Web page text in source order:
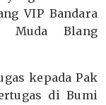
VIP Bandara
Muda Blang
kepada Pak
di Bumi